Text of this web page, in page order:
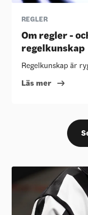
REGLER
Om regler -
regelkunskap
Regelkunskap är
Läs mer